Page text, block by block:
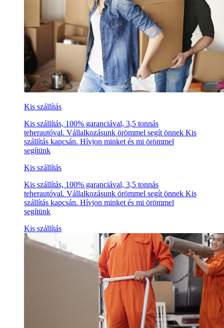
Kis szállítás
Kis szállítás, 100% garanciával, 3,5 tonnás
teherautóval. Vállalkozásunk örömmel segít önnek Kis
szállítás kapcsán. Hívjon minket és mi örömmel
segítünk
Kis szállítás
Kis szállítás, 100% garanciával, 3,5 tonnás
teherautóval. Vállalkozásunk örömmel segít önnek Kis
szállítás kapcsán. Hívjon minket és mi örömmel
segítünk
Kis szállítás